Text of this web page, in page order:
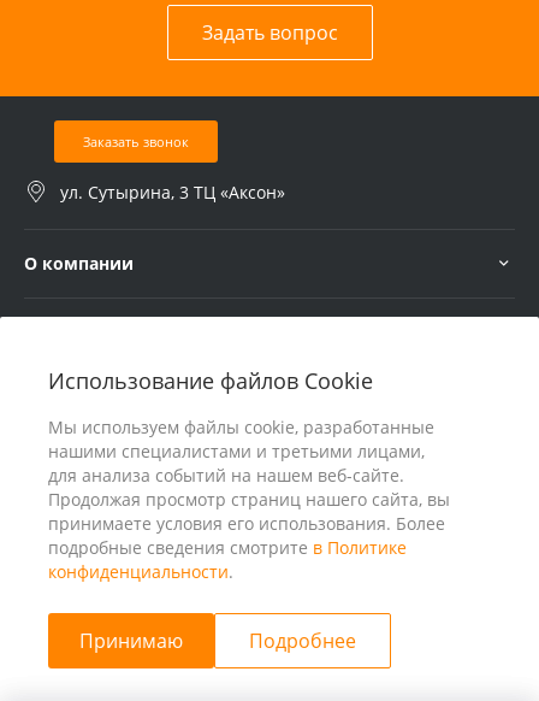
Использование файлов Cookie
Мы используем файлы cookie, разработанные
нашими специалистами и третьими лицами,
для анализа событий на нашем веб-сайте.
Продолжая просмотр страниц нашего сайта, вы
принимаете условия его использования. Более
подробные сведения смотрите в Политике
конфиденциальности.
Принимаю Подробнее
Задать вопрос
Заказать звонок
ул. Сутырина, 3 ТЦ «Аксон»
О компании